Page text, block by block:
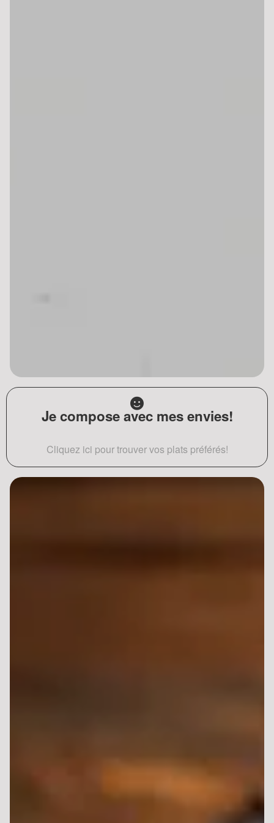
Je compose avec mes envies!
Cliquez ici pour trouver vos plats préférés!